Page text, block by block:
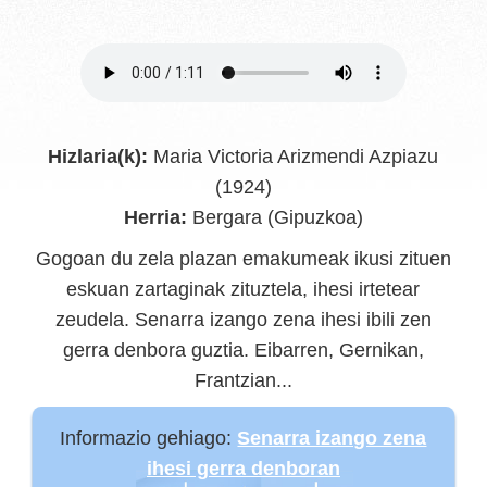
Hizlaria(k): Maria Victoria Arizmendi Azpiazu
(1924)
Herria: Bergara (Gipuzkoa)
Gogoan du zela plazan emakumeak ikusi zituen
eskuan zartaginak zituztela, ihesi irtetear
zeudela. Senarra izango zena ihesi ibili zen
gerra denbora guztia. Eibarren, Gernikan,
Frantzian...
Informazio gehiago: Senarra izango zena
ihesi gerra denboran